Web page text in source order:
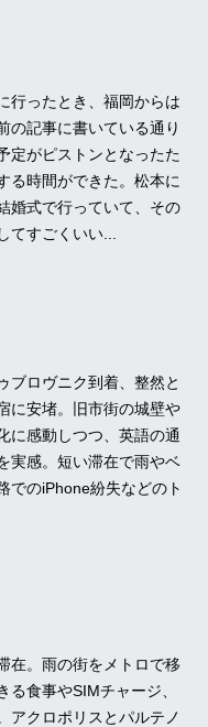
行ったとき、福岡からは
の記事に書いている通り
定がピストンとなったた
る時間ができた。松本に
婚式で行っていて、その
てすごくいい...
ブロヴニク到着、整然と
に安堵。旧市街の城壁や
に感動しつつ、英語の通
実感。短い滞在で雨やベ
でのiPhone紛失などのト
在。雨の街をメトロで移
る食事やSIMチャージ、
アクロポリスとパルテノ